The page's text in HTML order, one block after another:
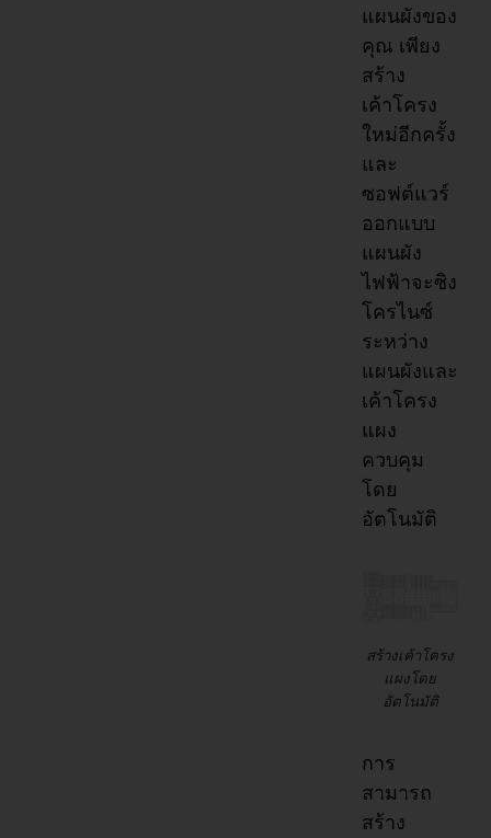
แผนผังของ
คุณ เพียง
สร้าง
เค้าโครง
ใหม่อีกครั้ง
และ
ซอฟต์แวร์
ออกแบบ
แผนผัง
ไฟฟ้าจะซิง
โครไนซ์
ระหว่าง
แผนผังและ
เค้าโครง
แผง
ควบคุม
โดย
อัตโนมัติ
สร้างเค้าโครง
แผงโดย
อัตโนมัติ
การ
สามารถ
สร้าง